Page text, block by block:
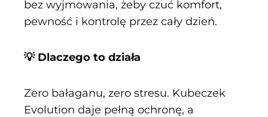
bez wyjmowania, żeby czuć komfort,
pewność i kontrolę przez cały dzień.
💡 Dlaczego to działa
Zero bałaganu, zero stresu. Kubeczek
Evolution daje pełną ochronę, a